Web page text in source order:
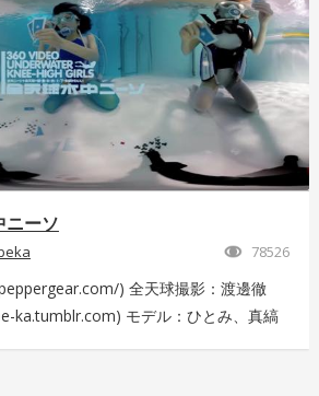
ら
movies/4fcb52df-b1c8-41ba-
ニーソ
78526
) 全天球撮影：渡邊徹
ka.tumblr.com) モデル：ひとみ、真縞